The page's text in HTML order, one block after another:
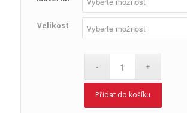
Velikost
Přidat do košíku